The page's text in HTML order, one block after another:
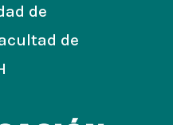
de
de